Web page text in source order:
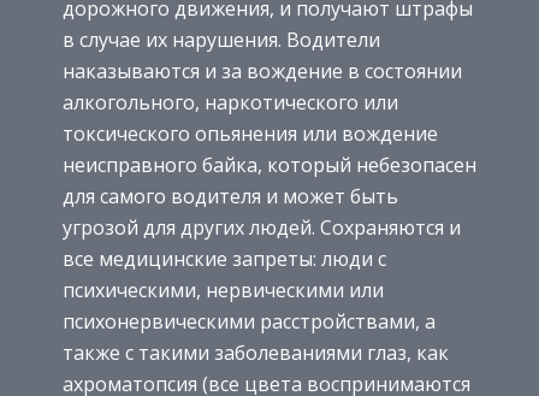
дорожного движения, и получают штрафы
в случае их нарушения. Водители
наказываются и за вождение в состоянии
алкогольного, наркотического или
токсического опьянения или вождение
неисправного байка, который небезопасен
для самого водителя и может быть
угрозой для других людей. Сохраняются и
все медицинские запреты: люди с
психическими, нервическими или
психонервическими расстройствами, а
также с такими заболеваниями глаз, как
ахроматопсия (все цвета воспринимаются